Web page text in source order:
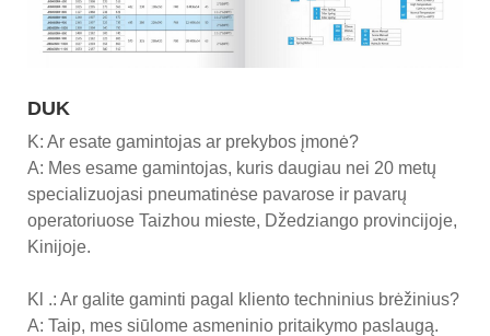
DUK
K: Ar esate gamintojas ar prekybos įmonė?
A: Mes esame gamintojas, kuris daugiau nei 20 metų
specializuojasi pneumatinėse pavarose ir pavarų
operatoriuose Taizhou mieste, Džedziango provincijoje,
Kinijoje.
Kl .: Ar galite gaminti pagal kliento techninius brėžinius?
A: Taip, mes siūlome asmeninio pritaikymo paslaugą.